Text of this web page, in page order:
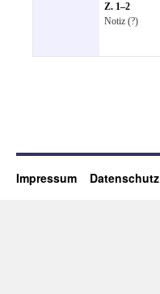
Z. 1–2
Notiz (?)
Impressum Datenschutz